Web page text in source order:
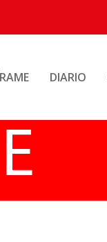
DIARIO